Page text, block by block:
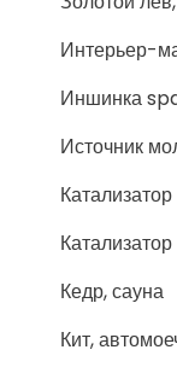
Интерьер-
Иншинка
Источник
Катализатор
Катализатор
Кедр, сауна
Кит,